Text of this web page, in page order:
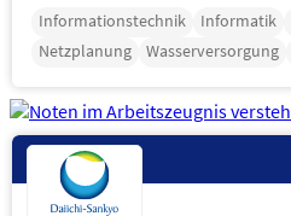
Informationstechnik Informatik
Netzplanung
Wasserversorgung